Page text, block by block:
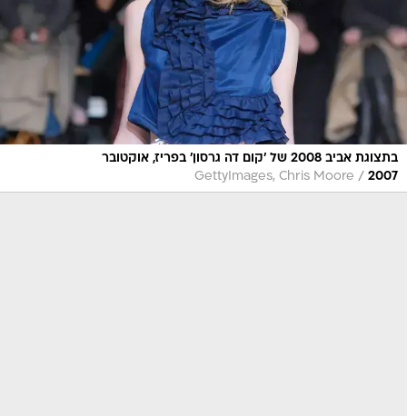
בתצוגת אביב 2008 של 'קום דה גרסון' בפריז, אוקטובר
2007
/
GettyImages, Chris Moore